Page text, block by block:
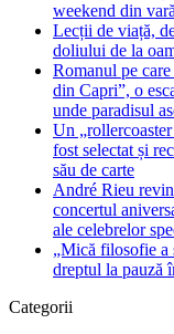
weekend din
Lecții de viață,
doliului de la
Romanul pe
din Capri”, o
unde paradisul
Un
fost selectat și
său de carte
André Rieu
concertul
ale celebrelor
„Mică filosofie a
dreptul la pauză
Categorii